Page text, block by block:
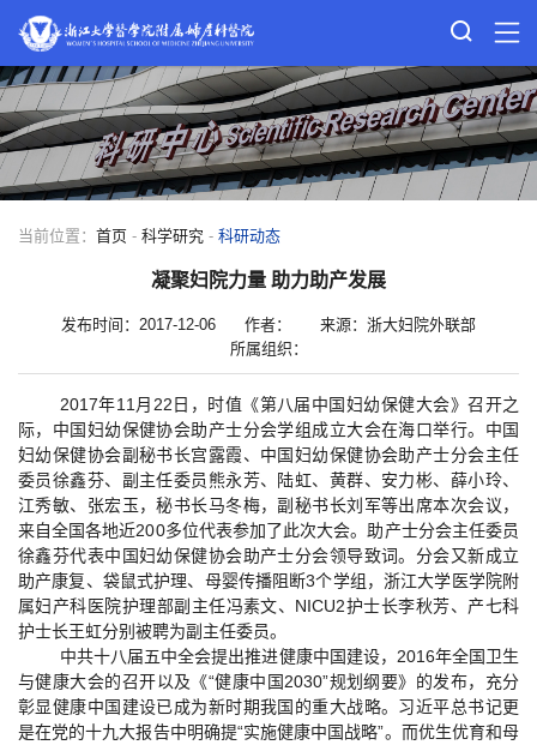
当前位置： 首页 - 科学研究 - 科研动态
凝聚妇院力量 助力助产发展
发布时间：2017-12-06 作者：
来源：浙大妇院外联部
所属组织：
2017年11月22日，时值《第八届中国妇幼保健大会》召开之
际，中国妇幼保健协会助产士分会学组成立大会在海口举行。中国
妇幼保健协会副秘书长宫露霞、中国妇幼保健协会助产士分会主任
委员徐鑫芬、副主任委员熊永芳、陆虹、黄群、安力彬、薛小玲、
江秀敏、张宏玉，秘书长马冬梅，副秘书长刘军等出席本次会议，
来自全国各地近200多位代表参加了此次大会。助产士分会主任委员
徐鑫芬代表中国妇幼保健协会助产士分会领导致词。分会又新成立
助产康复、袋鼠式护理、母婴传播阻断3个学组，浙江大学医学院附
属妇产科医院护理部副主任冯素文、NICU2护士长李秋芳、产七科
护士长王虹分别被聘为副主任委员。
中共十八届五中全会提出推进健康中国建设，2016年全国卫生
与健康大会的召开以及《“健康中国2030”规划纲要》的发布，充分
彰显健康中国建设已成为新时期我国的重大战略。习近平总书记更
是在党的十九大报告中明确提“实施健康中国战略”。而优生优育和母